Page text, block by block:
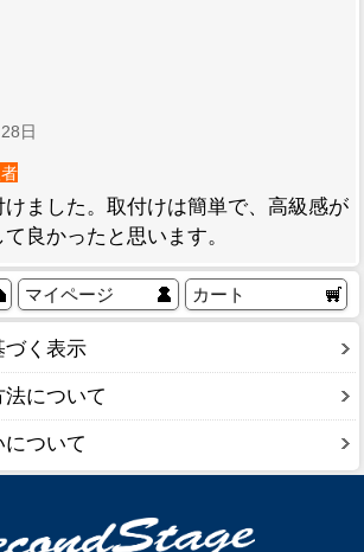
日
ました。取付けは簡単で、高級感が
良かったと思います。
マイページ カート
づく表示
について
ついて